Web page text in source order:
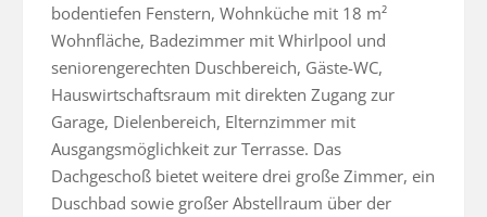
bodentiefen Fenstern, Wohnküche mit 18 m²
Wohnfläche, Badezimmer mit Whirlpool und
seniorengerechten Duschbereich, Gäste-WC,
Hauswirtschaftsraum mit direkten Zugang zur
Garage, Dielenbereich, Elternzimmer mit
Ausgangsmöglichkeit zur Terrasse. Das
Dachgeschoß bietet weitere drei große Zimmer, ein
Duschbad sowie großer Abstellraum über der